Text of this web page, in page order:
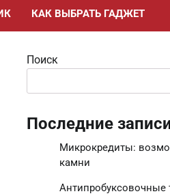
КАК ВЫБРАТЬ ГАДЖЕТ
Поиск
Последние
Микрокредиты:
камни
Антипробуксовочные